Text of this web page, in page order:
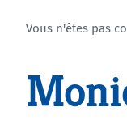
Vous n'êtes pas